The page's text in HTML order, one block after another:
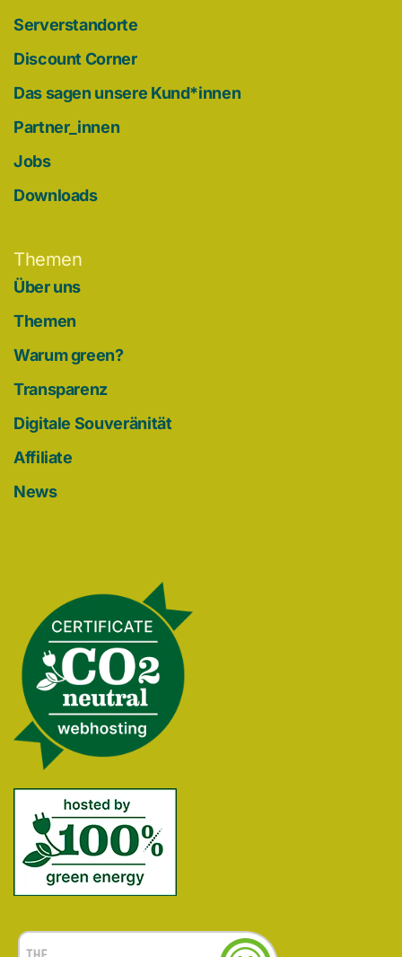
Serverstandorte
Discount Corner
Das sagen unsere Kund*innen
Partner_innen
Jobs
Downloads
Themen
Über uns
Themen
Warum green?
Transparenz
Digitale Souveränität
Affiliate
News